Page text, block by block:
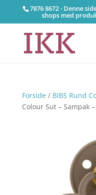
7876 8672 - Denne
shops med
Forside/ BIBS Rund
Colour Sut – Sampak